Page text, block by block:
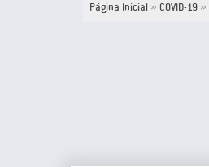
Página Inicial » COVID-19 »